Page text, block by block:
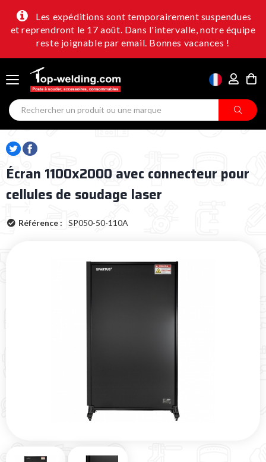
Les expéditions sont temporairement suspendues
et reprendront le 17 août. Dans l'intervalle, notre équipe
reste joignable par email. Bonnes vacances !
Écran 1100x2000 avec connecteur pour
cellules de soudage laser
Référence : SP050-50-110A